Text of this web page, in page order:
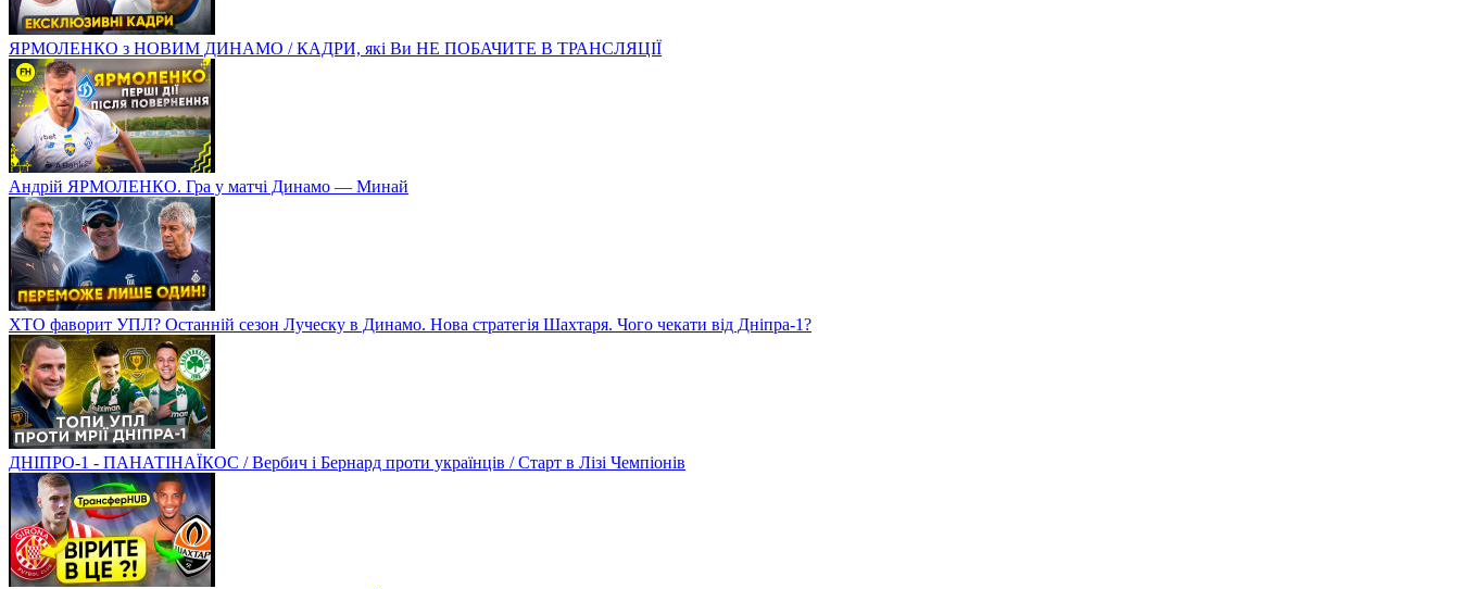
ЯРМОЛЕНКО з НОВИМ ДИНАМО / КАДРИ, які Ви НЕ ПОБАЧИТЕ В ТРАНСЛЯЦІЇ
Андрій ЯРМОЛЕНКО. Гра у матчі Динамо — Минай
ХТО фаворит УПЛ? Останній сезон Луческу в Динамо. Нова стратегія Шахтаря. Чого чекати від Дніпра-1?
ДНІПРО-1 - ПАНАТІНАЇКОС / Вербич і Бернард проти українців / Старт в Лізі Чемпіонів